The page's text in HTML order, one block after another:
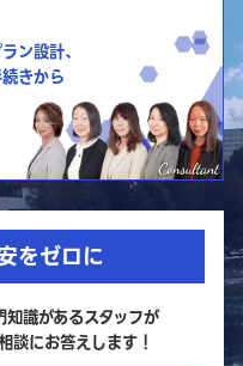
ン設計、
きから
をゼロに
知識があるスタッフが
談にお答えします！